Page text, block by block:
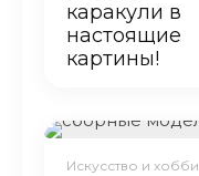
каракули в
настоящие
картины!
Искусство и хобби